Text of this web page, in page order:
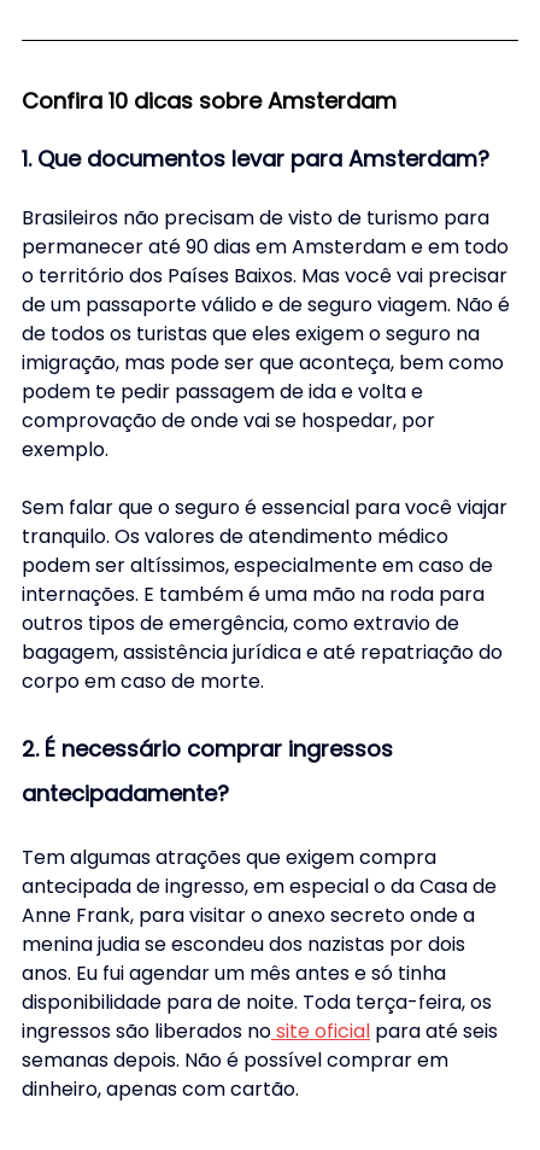
Confira 10 dicas sobre Amsterdam
1. Que documentos levar para Amsterdam?
Brasileiros não precisam de visto de turismo para
permanecer até 90 dias em Amsterdam e em todo
o território dos Países Baixos. Mas você vai precisar
de um passaporte válido e de seguro viagem. Não é
de todos os turistas que eles exigem o seguro na
imigração, mas pode ser que aconteça, bem como
podem te pedir passagem de ida e volta e
comprovação de onde vai se hospedar, por
exemplo.
Sem falar que o seguro é essencial para você viajar
tranquilo. Os valores de atendimento médico
podem ser altíssimos, especialmente em caso de
internações. E também é uma mão na roda para
outros tipos de emergência, como extravio de
bagagem, assistência jurídica e até repatriação do
corpo em caso de morte.
2. É necessário comprar ingressos
antecipadamente?
Tem algumas atrações que exigem compra
antecipada de ingresso, em especial o da Casa de
Anne Frank, para visitar o anexo secreto onde a
menina judia se escondeu dos nazistas por dois
anos. Eu fui agendar um mês antes e só tinha
disponibilidade para de noite. Toda terça-feira, os
ingressos são liberados no site oficial para até seis
semanas depois. Não é possível comprar em
dinheiro, apenas com cartão.